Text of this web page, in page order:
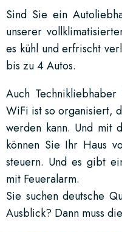
Sind Sie ein
unserer
es kühl und erfrischt
bis zu 4 Autos.
Auch
WiFi ist so organisiert,
werden kann. Und mit
können Sie Ihr Haus
steuern. Und es gibt
mit Feueralarm.
Sie suchen deutsche
Ausblick? Dann muss